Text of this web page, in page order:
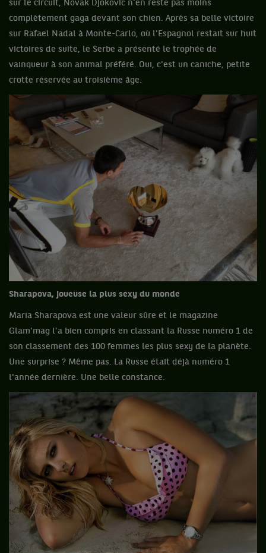
sur le circuit, Novak Djokovic n'en reste pas moins
complètement gaga devant son chien. Après sa belle victoire
sur Rafael Nadal à Monte-Carlo, où l'Espagnol restait sur huit
victoires de suite, le Serbe a présenté le trophée de
vainqueur à son animal préféré. Oui, c'est un caniche, petite
crotte réservée au troisième âge.
Sharapova, joueuse la plus sexy du monde
Maria Sharapova est une valeur sûre et le magazine
Glam'mag l’a bien compris en classant la Russe numéro 1 de
son classement des 100 femmes les plus sexy de la planète.
Une surprise ? Même pas. La Russe était déjà numéro 1
l'année dernière. Une belle constance.